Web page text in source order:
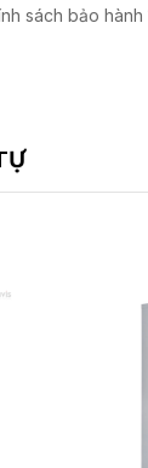
sách bảo hành